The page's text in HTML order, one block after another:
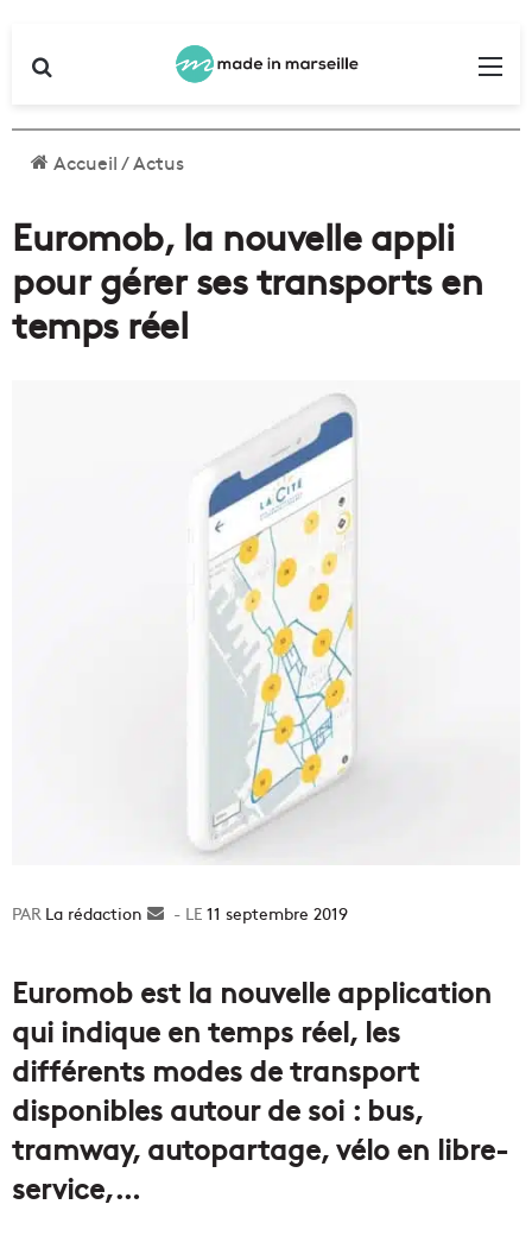
Accueil/Actus
Euromob, la nouvelle appli
pour gérer ses transports en
temps réel
La rédaction
Envoyer11 septembre 2019
Euromob est la nouvelle application
qui indique en temps réel, les
différents modes de transport
disponibles autour de soi : bus,
tramway, autopartage, vélo en libre-
service,…